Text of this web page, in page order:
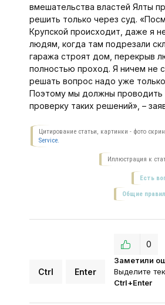
вмешательства властей Ялты
решить только через суд.
Крупской происходит, даже я
людям, когда там подрезали
гаража строят дом, перекрыв
полностью проход. Я ничем не
решать вопрос надо уже
Поэтому мы должны проводить
проверку таких решений», –
Цитирование статьи, картинки - фото
Service.
Иллюстрация к
Есть
Общие
Ctrl Enter
Заметили
Выделите
Ctrl+Enter
0